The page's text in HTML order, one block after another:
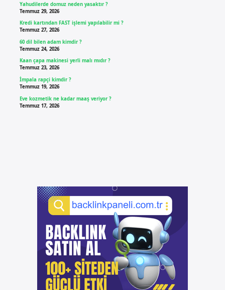
Yahudilerde domuz neden yasaktır ?
Temmuz 29, 2026
Kredi kartından FAST işlemi yapılabilir mi ?
Temmuz 27, 2026
60 dil bilen adam kimdir ?
Temmuz 24, 2026
Kaan çapa makinesi yerli malı mıdır ?
Temmuz 23, 2026
İmpala rapçi kimdir ?
Temmuz 19, 2026
Eve kozmetik ne kadar maaş veriyor ?
Temmuz 17, 2026